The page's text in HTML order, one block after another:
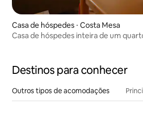
Casa de hóspedes ⋅ Costa Mesa
Casa de hóspedes inteira de um
Destinos para conhecer
Outros tipos de acomodações